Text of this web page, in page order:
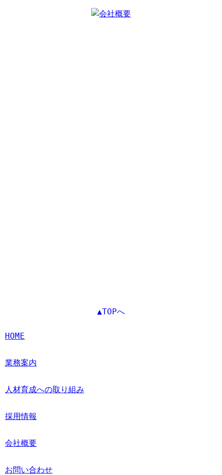
▲TOPへ
HOME
業務案内
人材育成への取り組み
採用情報
会社概要
お問い合わせ